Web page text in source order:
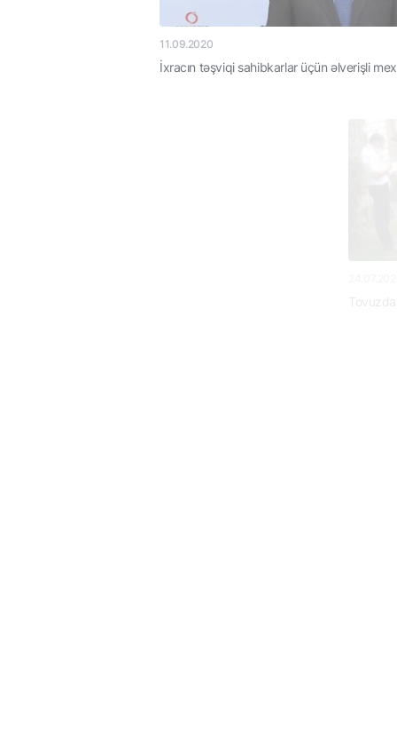
İxracın təşviqi sahibkarlar üçün əlverişli mexanizmdir
Tovuzda kəndlərə və dinc əhaliyə dəyən ziyanın qiymətləndirilməsi